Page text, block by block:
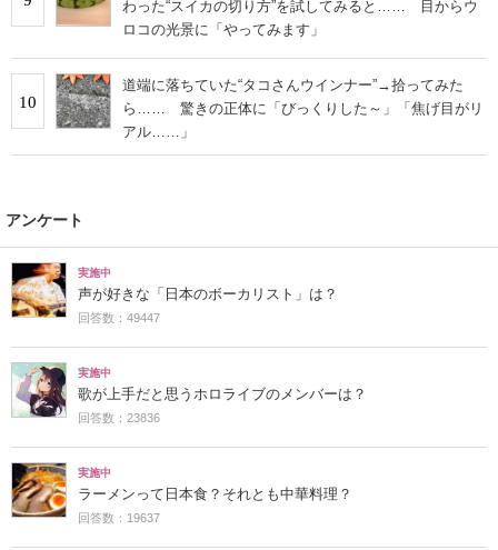
わった“スイカの切り方”を試してみると…… 目からウ
ロコの光景に「やってみます」
10
道端に落ちていた“タコさんウインナー”→拾ってみた
ら…… 驚きの正体に「びっくりした～」「焦げ目がリ
アル……」
アンケート
実施中
声が好きな「日本のボーカリスト」は？
回答数：49447
実施中
歌が上手だと思うホロライブのメンバーは？
回答数：23836
実施中
ラーメンって日本食？それとも中華料理？
回答数：19637